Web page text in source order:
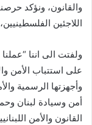
والقانون، ونؤكد
اللاجئين
ولفتت الى اننا
على استتباب الأمن
وأجهزتها الرسمية
أمن وسيادة لبنان
القانون والأمن